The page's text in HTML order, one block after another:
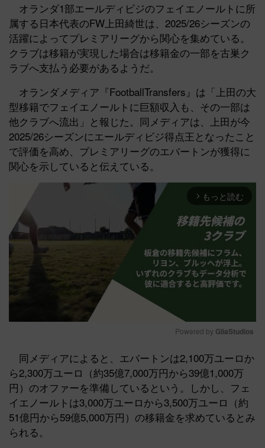
オランダ1部エールディビジのフェイエノールトに所
属する日本代表のFW上田綺世は、2025/26シーズンの
活躍によってプレミアリーグから関心を集めている。
クラブは移籍が実現した場合は移籍金の一部を古巣ク
ラブへ支払う必要があるようだ。
オランダメディア『FootballTransfers』は「上田の大
型移籍でフェイエノールトに巨額収入も、その一部は
他クラブへ流出」と報じた。同メディアは、上田が今
2025/26シーズンにエールディビジ得点王となったこと
で評価を高め、プレミアリーグのエバートンが獲得に
関心を示していると伝えている。
arrow_forward_ios もっと読む
Mute
Powered by GliaStudios
同メディアによると、エバートンは2,100万ユーロか
ら2,300万ユーロ（約35億7,000万円から39億1,000万
円）のオファーを準備しているという。しかし、フェ
イエノールトは3,000万ユーロから3,500万ユーロ（約
51億円から59億5,000万円）の移籍金を求めているとみ
られる。